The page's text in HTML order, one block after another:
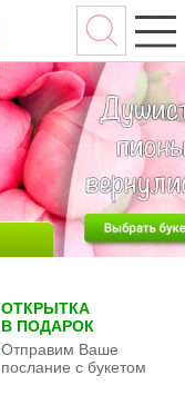
ОТКРЫТКА
В ПОДАРОК
Отправим Ваше
послание с букетом